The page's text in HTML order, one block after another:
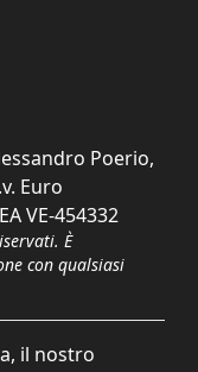
Poerio,
Euro
VE-454332
È
con qualsiasi
il nostro